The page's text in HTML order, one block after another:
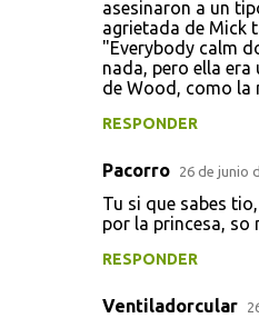
asesinaron a un
agrietada de Mick
"Everybody calm
nada, pero ella
de Wood, como la
RESPONDER
Pacorro 26 de junio
Tu si que sabes
por la princesa, so
RESPONDER
Ventiladorcular